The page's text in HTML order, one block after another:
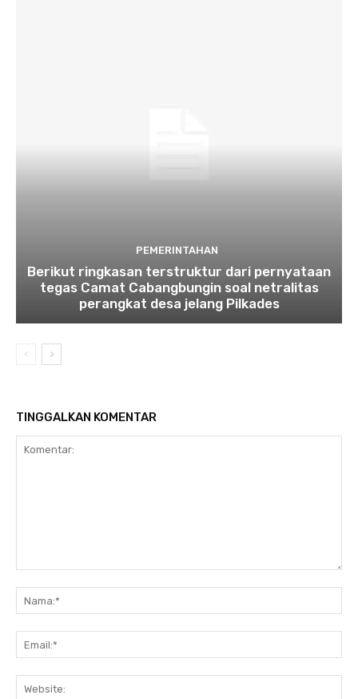
PEMERINTAHAN
Berikut ringkasan terstruktur dari pernyataan
tegas Camat Cabangbungin soal netralitas
perangkat desa jelang Pilkades
TINGGALKAN KOMENTAR